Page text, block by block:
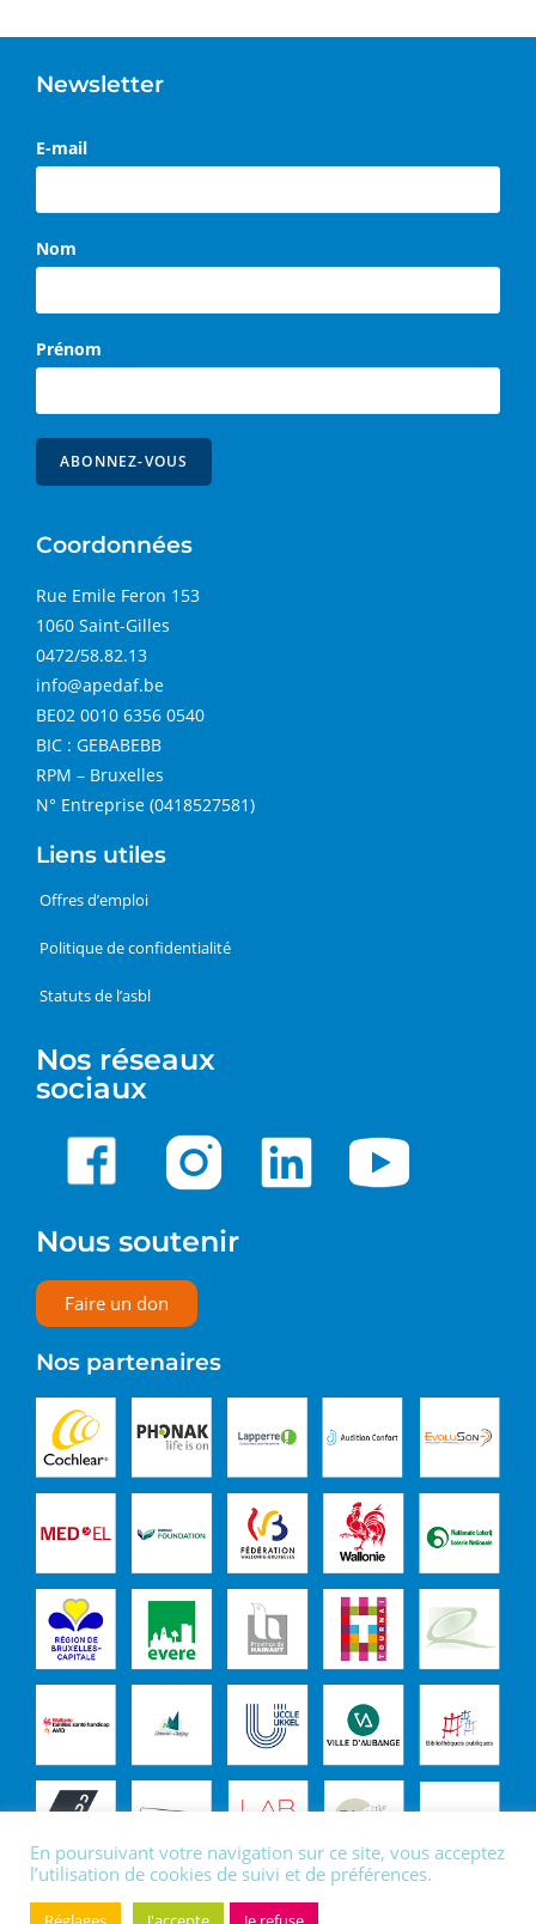
Newsletter
E-mail
Nom
Prénom
Coordonnées
Rue Emile Feron 153
1060 Saint-Gilles
0472/58.82.13
info@apedaf.be
BE02 0010 6356 0540
BIC : GEBABEBB
RPM – Bruxelles
N° Entreprise (0418527581)
Liens utiles
Offres d’emploi
Politique de confidentialité
Statuts de l’asbl
Nos réseaux
sociaux
Nous soutenir
Faire un don
Nos partenaires
En poursuivant votre navigation sur ce site, vous acceptez
l’utilisation de cookies de suivi et de préférences.